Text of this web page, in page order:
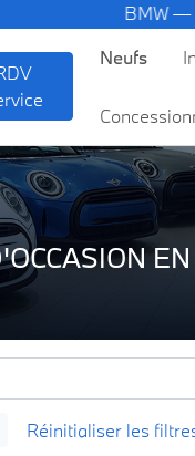
BMW — Le Pur
Neufs